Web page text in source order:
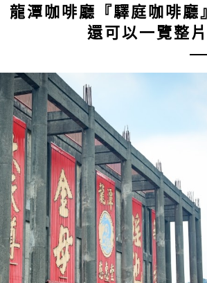
龍潭咖啡廳『驛庭咖啡廳
還可以一覽整